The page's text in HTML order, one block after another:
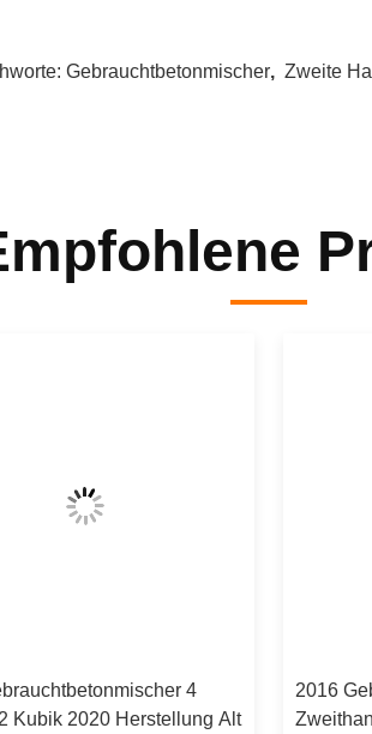
Gebrauchtbetonmischer, Zweite
4
Kubik 2020 Herstellung Alt
2016